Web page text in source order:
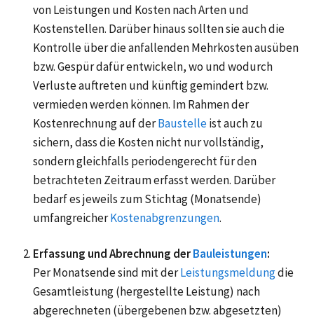
von Leistungen und Kosten nach Arten und
Kostenstellen. Darüber hinaus sollten sie auch die
Kontrolle über die anfallenden Mehrkosten ausüben
bzw. Gespür dafür entwickeln, wo und wodurch
Verluste auftreten und künftig gemindert bzw.
vermieden werden können. Im Rahmen der
Kostenrechnung auf derBaustelleist auch zu
sichern, dass die Kosten nicht nur vollständig,
sondern gleichfalls periodengerecht für den
betrachteten Zeitraum erfasst werden. Darüber
bedarf es jeweils zum Stichtag (Monatsende)
umfangreicherKostenabgrenzungen.
Erfassung und Abrechnung derBauleistungen:
Per Monatsende sind mit derLeistungsmeldungdie
Gesamtleistung (hergestellte Leistung) nach
abgerechneten (übergebenen bzw. abgesetzten)